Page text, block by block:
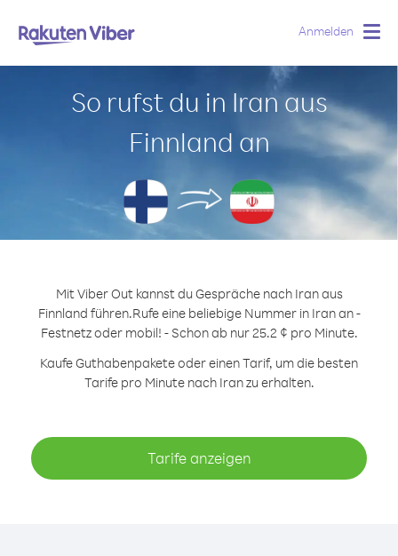
Anmelden
So rufst du in Iran aus
Finnland an
Mit Viber Out kannst du Gespräche nach Iran aus
Finnland führen.Rufe eine beliebige Nummer in Iran an -
Festnetz oder mobil! - Schon ab nur 25.2 ¢ pro Minute.
Kaufe Guthabenpakete oder einen Tarif, um die besten
Tarife pro Minute nach Iran zu erhalten.
Tarife anzeigen